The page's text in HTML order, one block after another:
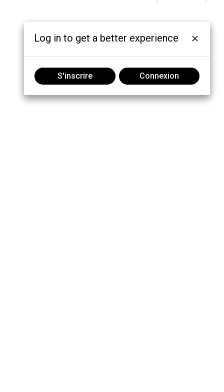
Log in to get a better experience
S'inscrire Connexion